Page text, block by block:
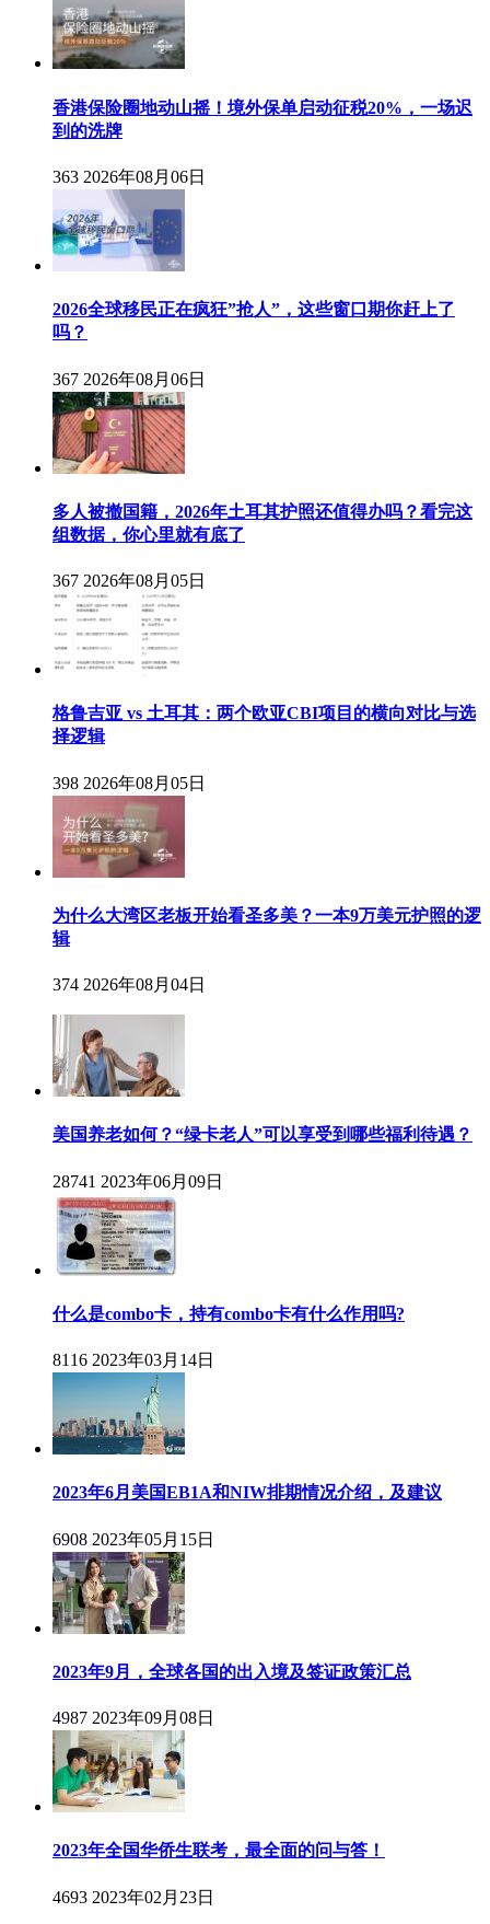
香港保险圈地动山摇！境外保单启动征税20%，一场迟
到的洗牌
363 2026年08月06日
2026全球移民正在疯狂”抢人”，这些窗口期你赶上了
吗？
367 2026年08月06日
多人被撤国籍，2026年土耳其护照还值得办吗？看完这
组数据，你心里就有底了
367 2026年08月05日
格鲁吉亚 vs 土耳其：两个欧亚CBI项目的横向对比与选
择逻辑
398 2026年08月05日
为什么大湾区老板开始看圣多美？一本9万美元护照的逻
辑
374 2026年08月04日
美国养老如何？“绿卡老人”可以享受到哪些福利待遇？
28741 2023年06月09日
什么是combo卡，持有combo卡有什么作用吗?
8116 2023年03月14日
2023年6月美国EB1A和NIW排期情况介绍，及建议
6908 2023年05月15日
2023年9月，全球各国的出入境及签证政策汇总
4987 2023年09月08日
2023年全国华侨生联考，最全面的问与答！
4693 2023年02月23日